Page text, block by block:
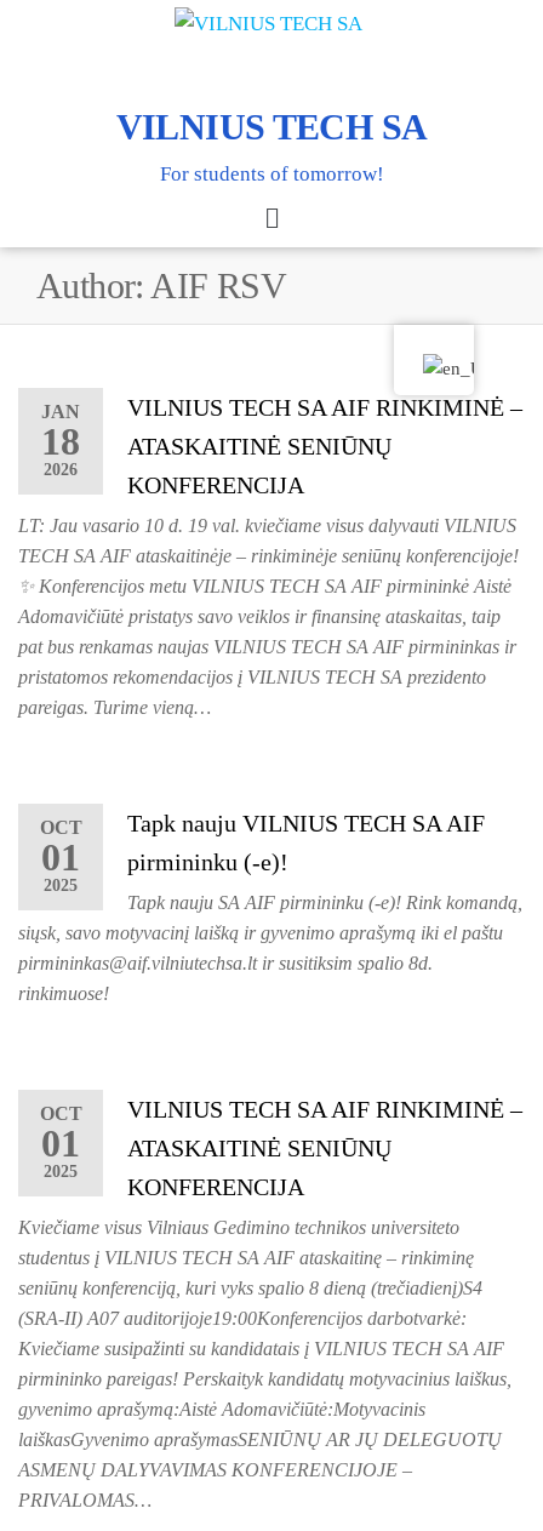
VILNIUS TECH SA
For students of tomorrow!
Author: AIF RSV
JAN
18
2026
VILNIUS TECH SA AIF RINKIMINĖ –
ATASKAITINĖ SENIŪNŲ
KONFERENCIJA
LT: Jau vasario 10 d. 19 val. kviečiame visus dalyvauti VILNIUS
TECH SA AIF ataskaitinėje – rinkiminėje seniūnų konferencijoje!
✨ Konferencijos metu VILNIUS TECH SA AIF pirmininkė Aistė
Adomavičiūtė pristatys savo veiklos ir finansinę ataskaitas, taip
pat bus renkamas naujas VILNIUS TECH SA AIF pirmininkas ir
pristatomos rekomendacijos į VILNIUS TECH SA prezidento
pareigas. Turime vieną…
OCT
01
2025
Tapk nauju VILNIUS TECH SA AIF
pirmininku (-e)!
Tapk nauju SA AIF pirmininku (-e)! Rink komandą,
siųsk, savo motyvacinį laišką ir gyvenimo aprašymą iki el paštu
pirmininkas@aif.vilniutechsa.lt ir susitiksim spalio 8d.
rinkimuose!
OCT
01
2025
VILNIUS TECH SA AIF RINKIMINĖ –
ATASKAITINĖ SENIŪNŲ
KONFERENCIJA
Kviečiame visus Vilniaus Gedimino technikos universiteto
studentus į VILNIUS TECH SA AIF ataskaitinę – rinkiminę
seniūnų konferenciją, kuri vyks spalio 8 dieną (trečiadienį)S4
(SRA-II) A07 auditorijoje19:00Konferencijos darbotvarkė:
Kviečiame susipažinti su kandidatais į VILNIUS TECH SA AIF
pirmininko pareigas! Perskaityk kandidatų motyvacinius laiškus,
gyvenimo aprašymą:Aistė Adomavičiūtė:Motyvacinis
laiškasGyvenimo aprašymasSENIŪNŲ AR JŲ DELEGUOTŲ
ASMENŲ DALYVAVIMAS KONFERENCIJOJE –
PRIVALOMAS…